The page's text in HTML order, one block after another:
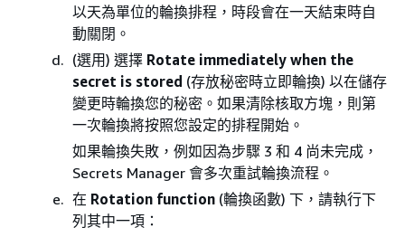
以天為單位的輪換排程，時段會在一天結束時自
動關閉。
(選用) 選擇 Rotate immediately when the
secret is stored (存放秘密時立即輪換) 以在儲存
變更時輪換您的秘密。如果清除核取方塊，則第
一次輪換將按照您設定的排程開始。
如果輪換失敗，例如因為步驟 3 和 4 尚未完成，
Secrets Manager 會多次重試輪換流程。
在 Rotation function (輪換函數) 下，請執行下
列其中一項：